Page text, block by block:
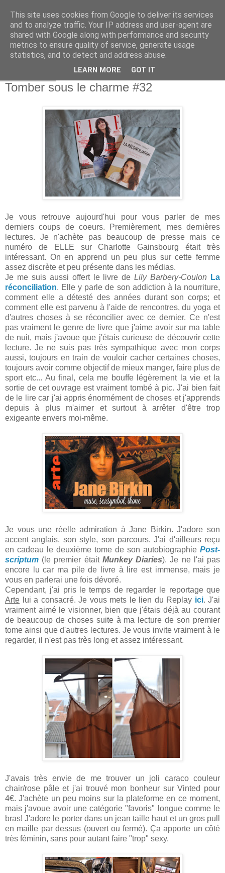
Tomber sous le charme #32
Je vous retrouve aujourd'hui pour vous parler de mes
derniers coups de coeurs. Premièrement, mes dernières
lectures. Je n'achète pas beaucoup de presse mais ce
numéro de ELLE sur Charlotte Gainsbourg était très
intéressant. On en apprend un peu plus sur cette femme
assez discrète et peu présente dans les médias.
Je me suis aussi offert le livre deLily Barbery-Coulon
La
réconciliation. Elle y parle de son addiction à la nourriture,
comment elle a détesté des années durant son corps; et
comment elle est parvenu à l'aide de rencontres, du yoga et
d'autres choses à se réconcilier avec ce dernier. Ce n'est
pas vraiment le genre de livre que j'aime avoir sur ma table
de nuit, mais j'avoue que j'étais curieuse de découvrir cette
lecture. Je ne suis pas très sympathique avec mon corps
aussi, toujours en train de vouloir cacher certaines choses,
toujours avoir comme objectif de mieux manger, faire plus de
sport etc... Au final, cela me bouffe légèrement la vie et la
sortie de cet ouvrage est vraiment tombé à pic. J'ai bien fait
de le lire car j'ai appris énormément de choses et j'apprends
depuis à plus m'aimer et surtout à arrêter d'être trop
exigeante envers moi-même.
Je vous une réelle admiration à Jane Birkin. J'adore son
accent anglais, son style, son parcours. J'ai d'ailleurs reçu
en cadeau le deuxième tome de son autobiographie Post-
scriptum (le premier était Munkey Diaries). Je ne l'ai pas
encore lu car ma pile de livre à lire est immense, mais je
vous en parlerai une fois dévoré.
Cependant, j'ai pris le temps de regarder le reportage que
Arte lui a consacré. Je vous mets le lien du Replay ici. J'ai
vraiment aimé le visionner, bien que j'étais déjà au courant
de beaucoup de choses suite à ma lecture de son premier
tome ainsi que d'autres lectures. Je vous invite vraiment à le
regarder, il n'est pas très long et assez intéressant.
J'avais très envie de me trouver un joli caraco couleur
chair/rose pâle et j'ai trouvé mon bonheur sur Vinted pour
4€. J'achète un peu moins sur la plateforme en ce moment,
mais j'avoue avoir une catégorie "favoris" longue comme le
bras! J'adore le porter dans un jean taille haut et un gros pull
en maille par dessus (ouvert ou fermé). Ça apporte un côté
très féminin, sans pour autant faire "trop" sexy.
This site uses cookies from Google to deliver its services
and to analyze traffic. Your IP address and user-agent are
shared with Google along with performance and security
metrics to ensure quality of service, generate usage
statistics, and to detect and address abuse.
LEARN MORE GOT IT